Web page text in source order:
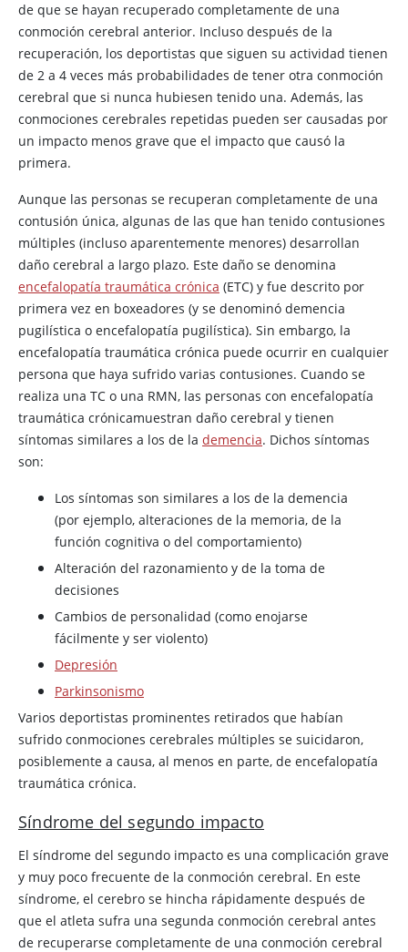
de que se hayan recuperado completamente de una
conmoción cerebral anterior. Incluso después de la
recuperación, los deportistas que siguen su actividad tienen
de 2 a 4 veces más probabilidades de tener otra conmoción
cerebral que si nunca hubiesen tenido una. Además, las
conmociones cerebrales repetidas pueden ser causadas por
un impacto menos grave que el impacto que causó la
primera.
Aunque las personas se recuperan completamente de una
contusión única, algunas de las que han tenido contusiones
múltiples (incluso aparentemente menores) desarrollan
daño cerebral a largo plazo. Este daño se denomina
encefalopatía traumática crónica (ETC) y fue descrito por
primera vez en boxeadores (y se denominó demencia
pugilística o encefalopatía pugilística). Sin embargo, la
encefalopatía traumática crónica puede ocurrir en cualquier
persona que haya sufrido varias contusiones. Cuando se
realiza una TC o una RMN, las personas con encefalopatía
traumática crónicamuestran daño cerebral y tienen
síntomas similares a los de la demencia. Dichos síntomas
son:
Los síntomas son similares a los de la demencia
(por ejemplo, alteraciones de la memoria, de la
función cognitiva o del comportamiento)
Alteración del razonamiento y de la toma de
decisiones
Cambios de personalidad (como enojarse
fácilmente y ser violento)
Depresión
Parkinsonismo
Varios deportistas prominentes retirados que habían
sufrido conmociones cerebrales múltiples se suicidaron,
posiblemente a causa, al menos en parte, de encefalopatía
traumática crónica.
Síndrome del segundo impacto
El síndrome del segundo impacto es una complicación grave
y muy poco frecuente de la conmoción cerebral. En este
síndrome, el cerebro se hincha rápidamente después de
que el atleta sufra una segunda conmoción cerebral antes
de recuperarse completamente de una conmoción cerebral